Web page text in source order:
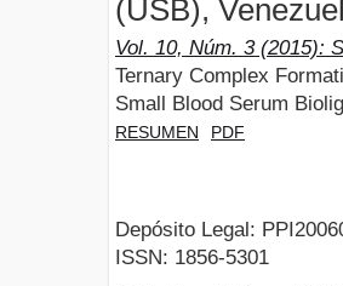
(USB),
Vol. 10, Núm. 3 (2015):
Ternary Complex
Small Blood Serum
RESUMEN PDF
Depósito Legal:
ISSN: 1856-5301